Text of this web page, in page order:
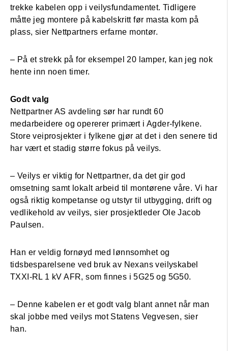
trekke kabelen opp i veilysfundamentet. Tidligere
måtte jeg montere på kabelskritt før masta kom på
plass, sier Nettpartners erfarne montør.
– På et strekk på for eksempel 20 lamper, kan jeg nok
hente inn noen timer.
Godt valg
Nettpartner AS avdeling sør har rundt 60
medarbeidere og opererer primært i Agder-fylkene.
Store veiprosjekter i fylkene gjør at det i den senere tid
har vært et stadig større fokus på veilys.
– Veilys er viktig for Nettpartner, da det gir god
omsetning samt lokalt arbeid til montørene våre. Vi har
også riktig kompetanse og utstyr til utbygging, drift og
vedlikehold av veilys, sier prosjektleder Ole Jacob
Paulsen.
Han er veldig fornøyd med lønnsomhet og
tidsbesparelsene ved bruk av Nexans veilyskabel
TXXI-RL 1 kV AFR, som finnes i 5G25 og 5G50.
– Denne kabelen er et godt valg blant annet når man
skal jobbe med veilys mot Statens Vegvesen, sier
han.